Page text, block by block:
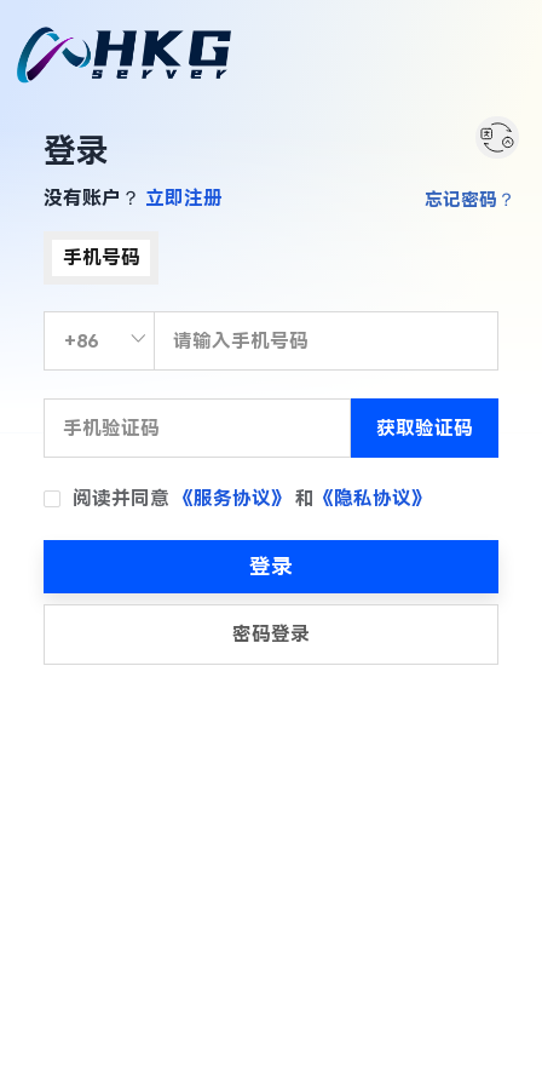
登录
没有账户？ 立即注册
手机号码
获取验证码
阅读并同意 《服务协议》 和 《隐私协议》
忘记密码？
登录
密码登录